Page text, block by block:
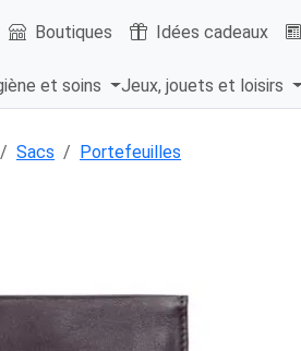
Boutiques Idées cadeaux
et soins Jeux, jouets et loisirs
Sacs Portefeuilles